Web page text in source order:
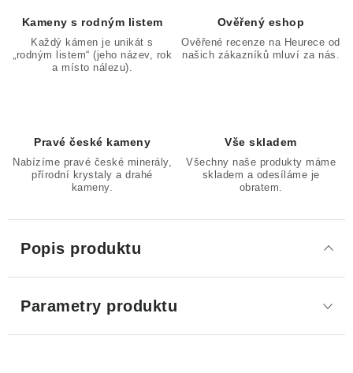
Kameny s rodným listem
Každý kámen je unikát s
„rodným listem“ (jeho název, rok
a místo nálezu).
Ověřený eshop
Ověřené recenze na Heurece od
našich zákazníků mluví za nás.
Pravé české kameny
Nabízíme pravé české minerály,
přírodní krystaly a drahé
kameny.
Vše skladem
Všechny naše produkty máme
skladem a odesíláme je
obratem.
Popis produktu
Parametry produktu